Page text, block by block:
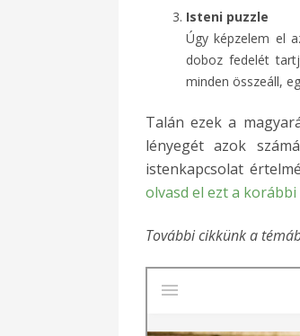
Isteni puzzle
Úgy képzelem el
doboz fedelét
minden összeáll,
Talán ezek a
lényegét azok
istenkapcsolat
olvasd el ezt a
További cikkünk a